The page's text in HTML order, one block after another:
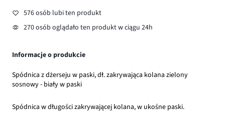
576 osób lubi ten produkt
270 osób oglądało ten produkt w ciągu 24h
Informacje o produkcie
Spódnica z dżerseju w paski, dł. zakrywająca kolana zielony
sosnowy - biały w paski
Spódnica w długości zakrywającej kolana, w ukośne paski.